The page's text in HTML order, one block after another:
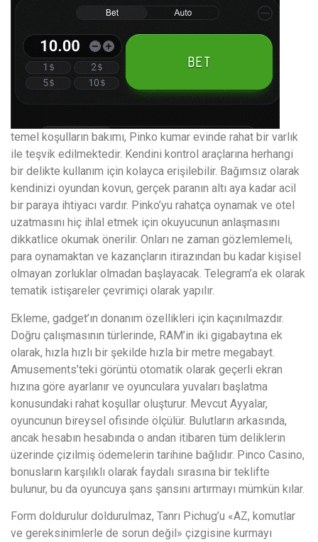
temel koşulların bakımı, Pinko kumar evinde rahat bir varlık
ile teşvik edilmektedir. Kendini kontrol araçlarına herhangi
bir delikte kullanım için kolayca erişilebilir. Bağımsız olarak
kendinizi oyundan kovun, gerçek paranın altı aya kadar acil
bir paraya ihtiyacı vardır. Pinko’yu rahatça oynamak ve otel
uzatmasını hiç ihlal etmek için okuyucunun anlaşmasını
dikkatlice okumak önerilir. Onları ne zaman gözlemlemeli,
para oynamaktan ve kazançların itirazından bu kadar kişisel
olmayan zorluklar olmadan başlayacak. Telegram’a ek olarak
tematik istişareler çevrimiçi olarak yapılır.
Ekleme, gadget’ın donanım özellikleri için kaçınılmazdır.
Doğru çalışmasının türlerinde, RAM’in iki gigabaytına ek
olarak, hızla hızlı bir şekilde hızla bir metre megabayt.
Amusements’teki görüntü otomatik olarak geçerli ekran
hızına göre ayarlanır ve oyunculara yuvaları başlatma
konusundaki rahat koşullar oluşturur. Mevcut Ayyalar,
oyuncunun bireysel ofisinde ölçülür. Bulutların arkasında,
ancak hesabın hesabında o andan itibaren tüm deliklerin
üzerinde çizilmiş ödemelerin tarihine bağlıdır. Pinco Casino,
bonusların karşılıklı olarak faydalı sırasına bir teklifte
bulunur, bu da oyuncuya şans şansını artırmayı mümkün kılar.
Form doldurulur doldurulmaz, Tanrı Pichug’u «AZ, komutlar
ve gereksinimlerle de sorun değil» çizgisine kurmayı